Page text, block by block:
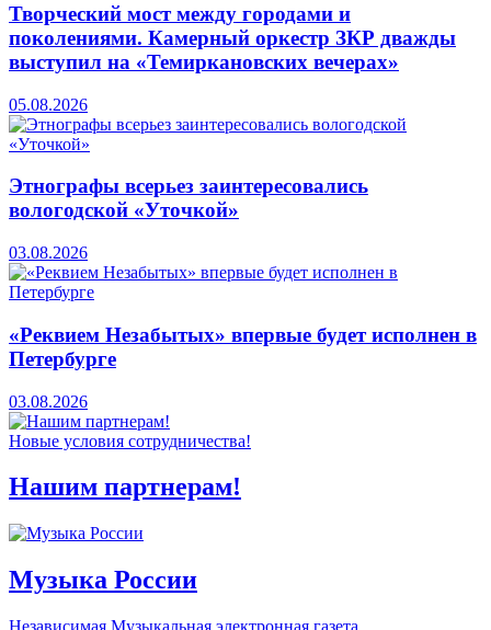
Творческий мост между городами и
поколениями. Камерный оркестр ЗКР дважды
выступил на «Темиркановских вечерах»
05.08.2026
Этнографы всерьез заинтересовались
вологодской «Уточкой»
03.08.2026
«Реквием Незабытых» впервые будет исполнен в
Петербурге
03.08.2026
Новые условия сотрудничества!
Нашим партнерам!
Музыка России